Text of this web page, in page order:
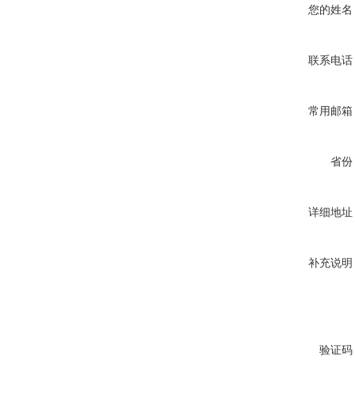
您的姓名
联系电话
常用邮箱
省份
详细地址
补充说明
验证码